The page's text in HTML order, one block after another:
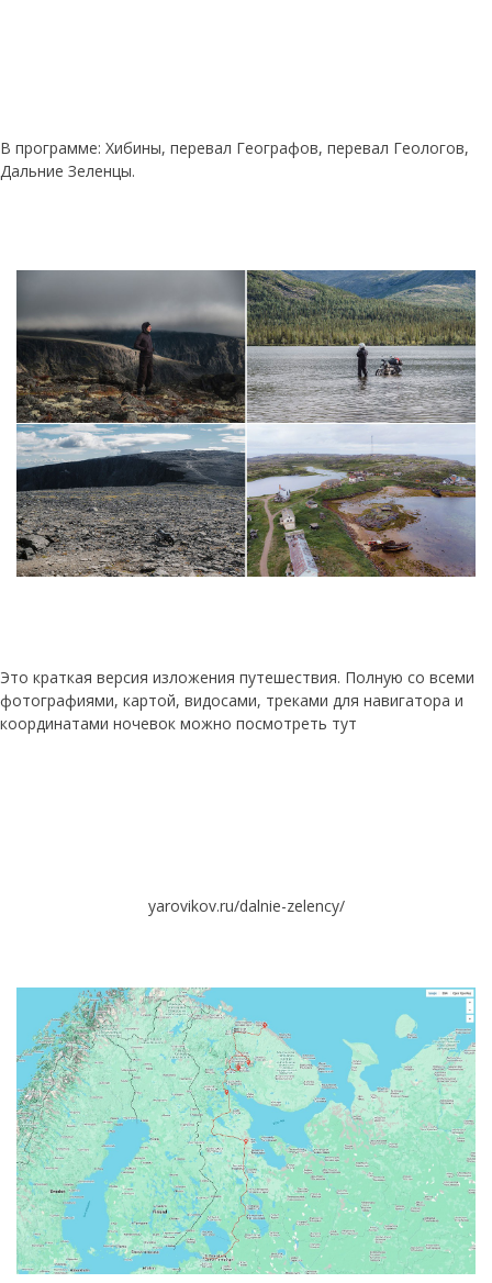
В программе: Хибины, перевал Географов, перевал Геологов,
Дальние Зеленцы.
Это краткая версия изложения путешествия. Полную со всеми
фотографиями, картой, видосами, треками для навигатора и
координатами ночевок можно посмотреть тут
yarovikov.ru/dalnie-zelency/